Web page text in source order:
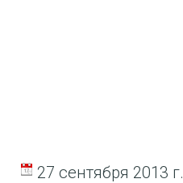
27 сентября 2013 г.